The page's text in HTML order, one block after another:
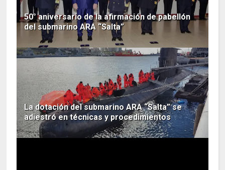
50° aniversario de la afirmación de pabellón
del submarino ARA “Salta”
La dotación del submarino ARA “Salta” se
adiestró en técnicas y procedimientos